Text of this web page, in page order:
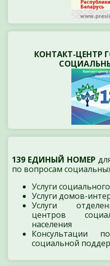
КОНТАКТ-ЦЕНТР
139 ЕДИНЫЙ НОМЕР
по вопросам социальных
Услуги
Услуги домов-
Услуги
центров
населения
Консультации
социальной